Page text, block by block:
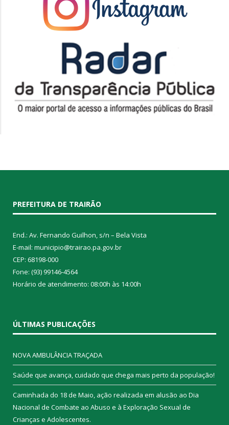
PREFEITURA DE TRAIRÃO
End.: Av. Fernando Guilhon, s/n – Bela Vista
E-mail: municipio@trairao.pa.gov.br
CEP: 68198-000
Fone: (93) 99146-4564
Horário de atendimento: 08:00h às 14:00h
ÚLTIMAS PUBLICAÇÕES
NOVA AMBULÂNCIA TRAÇADA
Saúde que avança, cuidado que chega mais perto da população!
Caminhada do 18 de Maio, ação realizada em alusão ao Dia
Nacional de Combate ao Abuso e à Exploração Sexual de
Crianças e Adolescentes.